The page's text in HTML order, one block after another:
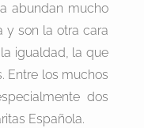
abundan mucho
y son la otra cara
igualdad, la que
Entre los muchos
dos
Española.